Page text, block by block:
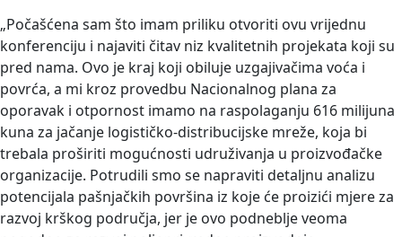
„Počašćena sam što imam priliku otvoriti ovu vrijednu
konferenciju i najaviti čitav niz kvalitetnih projekata koji su
pred nama. Ovo je kraj koji obiluje uzgajivačima voća i
povrća, a mi kroz provedbu Nacionalnog plana za
oporavak i otpornost imamo na raspolaganju 616 milijuna
kuna za jačanje logističko-distribucijske mreže, koja bi
trebala proširiti mogućnosti udruživanja u proizvođačke
organizacije. Potrudili smo se napraviti detaljnu analizu
potencijala pašnjačkih površina iz koje će proizići mjere za
razvoj krškog područja, jer je ovo podneblje veoma